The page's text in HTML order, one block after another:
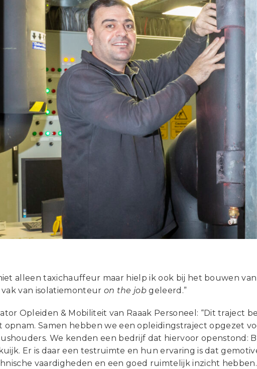
niet alleen taxichauffeur maar hielp ik ook bij het bouwen
van isolatiemonteur on the job geleerd.”
Opleiden & Mobiliteit van Raaak Personeel: “Dit traject
Samen hebben we een opleidingstraject opgezet
We kenden een bedrijf dat hiervoor openstond:
Er is daar een testruimte en hun ervaring is dat
vaardigheden en een goed ruimtelijk inzicht hebben.